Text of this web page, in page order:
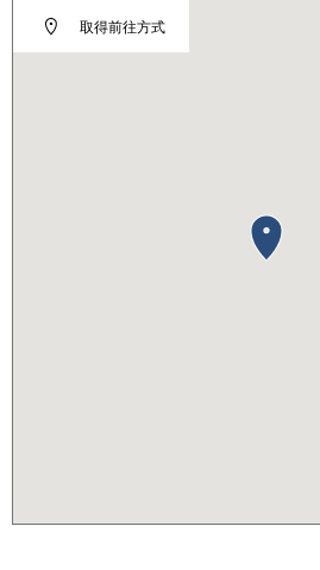
取得前往方式